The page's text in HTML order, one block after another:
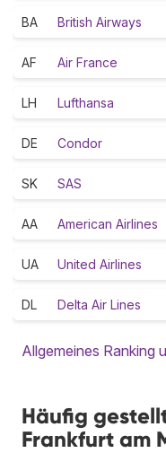
BA British Airways
AF Air France
LH Lufthansa
DE Condor
SK SAS
AA American Airlines
UA United Airlines
DL Delta Air Lines
Allgemeines Ranking
Häufig
Frankfurt am